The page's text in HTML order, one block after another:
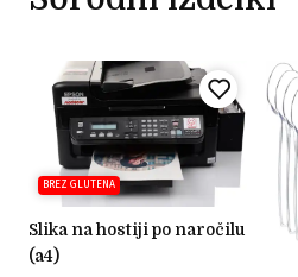
BREZ GLUTENA
slika na hostiji po naročilu
(a4)